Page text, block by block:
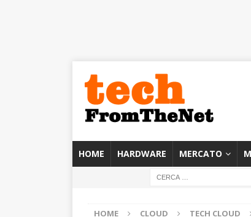
HOME HARDWARE MERCATO
HOME CLOUD TECH CLOUD